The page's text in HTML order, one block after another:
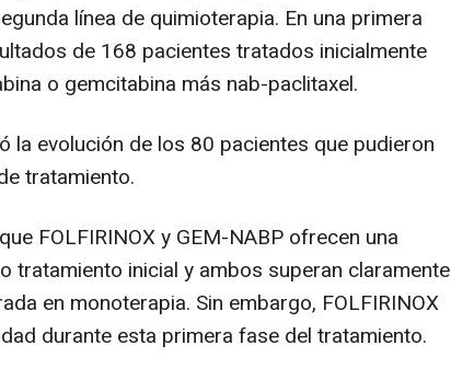
línea de quimioterapia. En una primera
de 168 pacientes tratados inicialmente
o gemcitabina más nab-paclitaxel.
la evolución de los 80 pacientes que pudieron
tratamiento.
FOLFIRINOX y GEM-NABP ofrecen una
tratamiento inicial y ambos superan claramente
en monoterapia. Sin embargo, FOLFIRINOX
durante esta primera fase del tratamiento.